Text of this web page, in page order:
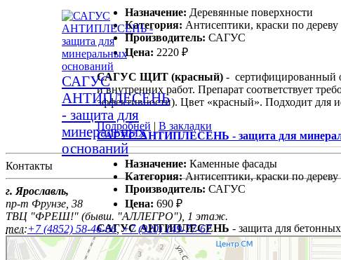
Назначение: Деревянные поверхности
Категория: Антисептики, краски по дереву
Производитель: САГУС
Цена: 2220 ₽
САГУС ЩИТ (красный) - сертифицированный
и внутренних работ. Препарат соответствует
эффективности). Цвет «красный». Подходит для
Подробней | В закладки
САГУС
АНТИПЛЕСЕНЬ
- защита для
минеральных
оснований
САГУС АНТИПЛЕСЕНЬ - защита для
Назначение: Каменные фасады
Категория:Антисептики, краски по дереву
Производитель: САГУС
Цена: 690 ₽
САГУС АНТИПЛЕСЕНЬ - защита для
плесени, грибка, мха и застарелых пятен.
заборов и прочего. Обладает дезинфицирующими
Контакты
г. Ярославль,
пр-т Фрунзе, 38
ТВЦ "ФРЕШ!" (бывш. "АЛЛЕГРО"), 1 этаж.
тел:+7 (4852) 58-46-66,+7 (920) 149-77-67